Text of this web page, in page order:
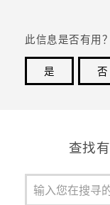
此信息是否有用？
是
否
查找